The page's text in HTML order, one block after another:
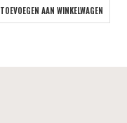
TOEVOEGEN AAN WINKELWAGEN